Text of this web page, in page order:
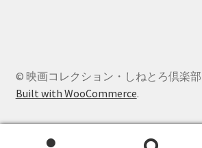
© 映画コレクション・しねとろ倶楽部
Built with WooCommerce.